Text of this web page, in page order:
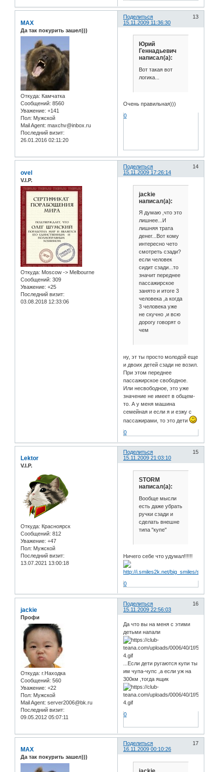
Поделиться
13
15.11.2009 11:36:30
MAX
Да так покурить зашел)))
Откуда: Камчатка
Сообщений: 8560
Уважение: +141
Пол: Мужской
Mail Agent: maxchv@inbox.ru
Последний визит:
26.01.2016 02:11:20
Юрий
Геннадьевич
написал(а):
Вот такая вот
логика...
Очень правильная)))
0
Поделиться
14
15.11.2009 17:26:14
ovel
V.I.P.
Откуда: Moscow -> Melbourne
Сообщений: 309
Уважение: +25
Последний визит:
03.08.2018 12:33:06
jackie
написал(а):
Я думаю ,что это
лишнее...И
лишняя трата
денег...Вот кому
интересно чето
смотреть сзади?
если человек
сидит сзади...то
значит переднее
пассажирское
занято и итоге 3
человека ,а когда
3 человека уже
не скучно ,и всю
дорогу говорят о
чем
ну, эт ты просто молодой еще
и двоих детей сзади не возил.
При этом переднее
пассажирское свободное.
Или несвободное, это уже
значение не имеет в общем-
то. А у меня машина
семейная и если я и езжу с
пассажирами, то это дети
0
Поделиться
15
15.11.2009 21:03:10
Lektor
V.I.P.
Откуда: Красноярск
Сообщений: 812
Уважение: +47
Пол: Мужской
Последний визит:
13.07.2021 13:00:18
STORM
написал(а):
Вообще мысли
есть даже убрать
ручки сзади и
сделать внешне
типа "купе"
Ничего себе что удумал!!!!!!
0
Поделиться
16
15.11.2009 22:56:03
jackie
Профи
Откуда: г.Находка
Сообщений: 560
Уважение: +22
Пол: Мужской
Mail Agent: server2006@bk.ru
Последний визит:
09.05.2012 05:07:11
Да что вы на меня с этими
детьми напали
...Если дети ругаются купи ты
им чупа-чупс ,а если уж на
300км ,тогда ящик
0
Поделиться
17
16.11.2009 00:10:26
MAX
Да так покурить зашел)))